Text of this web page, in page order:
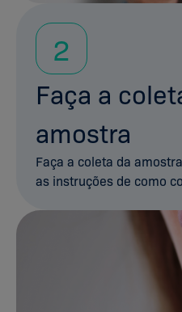
2
Faça a
amostra
Faça a coleta da
as instruções de como